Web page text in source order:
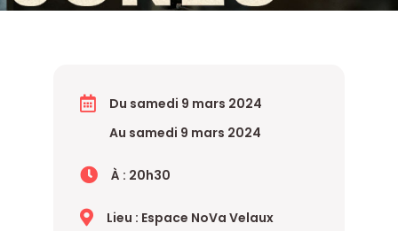
Du samedi 9 mars 2024
Au samedi 9 mars 2024
À : 20h30
Lieu : Espace NoVa Velaux